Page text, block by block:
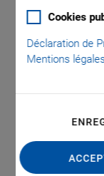
Cookies
Déclaration de
Mentions
Travel ranges
ALLER AU